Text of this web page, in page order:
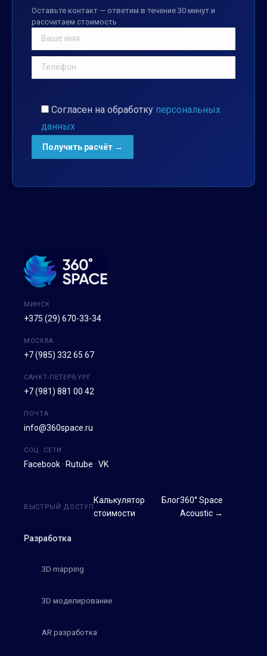
Оставьте контакт — ответим в течение 30 минут и
рассчитаем стоимость
Согласен на обработку персональных
данных
МИНСК
+375 (29) 670-33-34
МОСКВА
+7 (985) 332 65 67
САНКТ-ПЕТЕРБУРГ
+7 (981) 881 00 42
ПОЧТА
info@360space.ru
СОЦ. СЕТИ
Facebook · Rutube · VK
Разработка
3D mapping
3D моделирование
AR разработка
БЫСТРЫЙ ДОСТУП
Калькулятор
стоимости
Блог360° Space
Acoustic →